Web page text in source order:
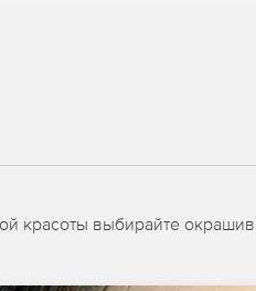
красоты выбирайте